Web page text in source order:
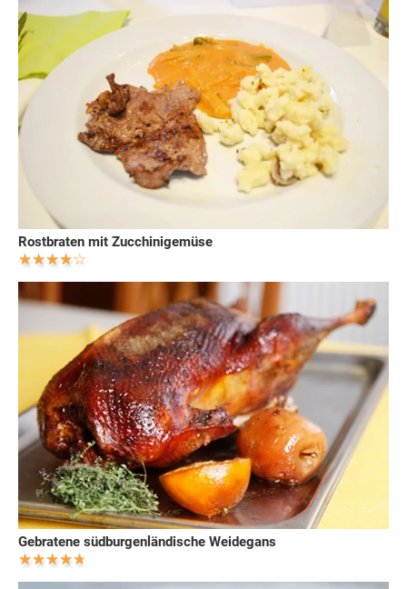
Rostbraten mit Zucchinigemüse
Gebratene südburgenländische Weidegans